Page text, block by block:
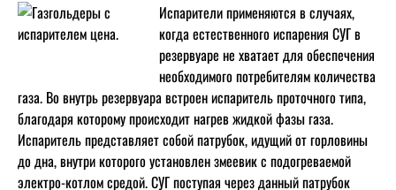
Испарители применяются в случаях,
когда естественного испарения СУГ в
резервуаре не хватает для обеспечения
необходимого потребителям количества
газа. Во внутрь резервуара встроен испаритель проточного типа,
благодаря которому происходит нагрев жидкой фазы газа.
Испаритель представляет собой патрубок, идущий от горловины
до дна, внутри которого установлен змеевик с подогреваемой
электро-котлом средой. СУГ поступая через данный патрубок